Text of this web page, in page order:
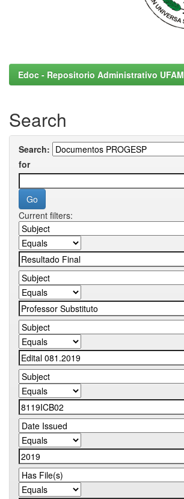
Edoc - Repositorio Administrativo UFAM
Search
Search:
for
Current filters: